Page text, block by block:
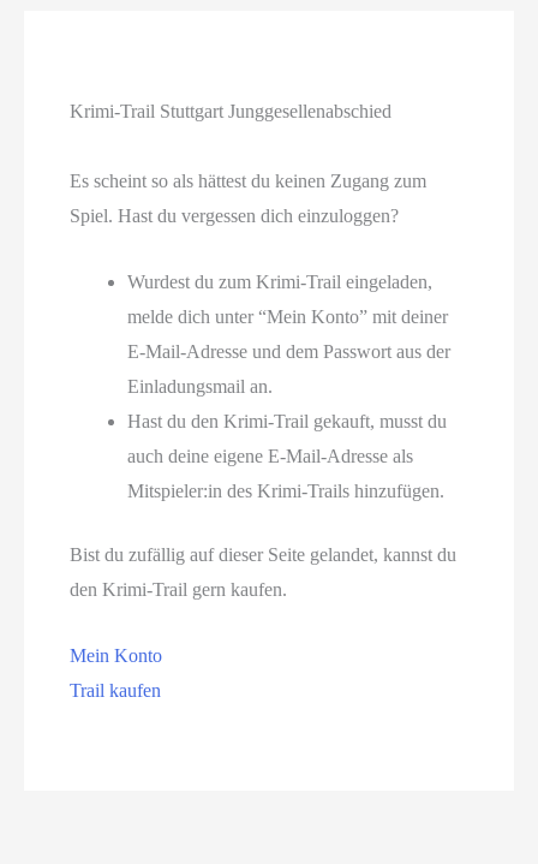
Krimi-Trail Stuttgart Junggesellenabschied
Es scheint so als hättest du keinen Zugang zum
Spiel. Hast du vergessen dich einzuloggen?
Wurdest du zum Krimi-Trail eingeladen,
melde dich unter “Mein Konto” mit deiner
E-Mail-Adresse und dem Passwort aus der
Einladungsmail an.
Hast du den Krimi-Trail gekauft, musst du
auch deine eigene E-Mail-Adresse als
Mitspieler:in des Krimi-Trails hinzufügen.
Bist du zufällig auf dieser Seite gelandet, kannst du
den Krimi-Trail gern kaufen.
Mein Konto
Trail kaufen